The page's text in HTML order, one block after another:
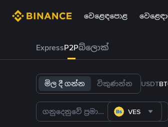
වෙළෙඳපොළ
ExpressP2Pබ්ලොක්
මිල දී ගන්න විකුණන්න USDT
VES